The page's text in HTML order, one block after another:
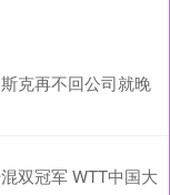
克再不回公司就晚
双冠军 WTT中国大